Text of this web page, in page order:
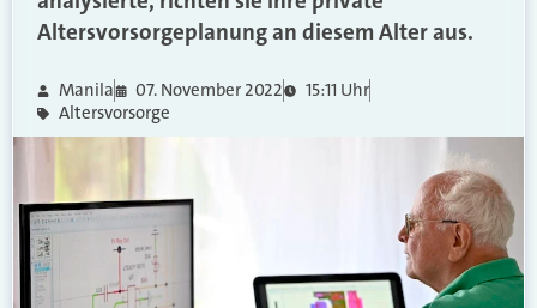
Altersvorsorgeplanung an diesem Alter aus.
Manila 07. November 2022
15:11 Uhr
Altersvorsorge